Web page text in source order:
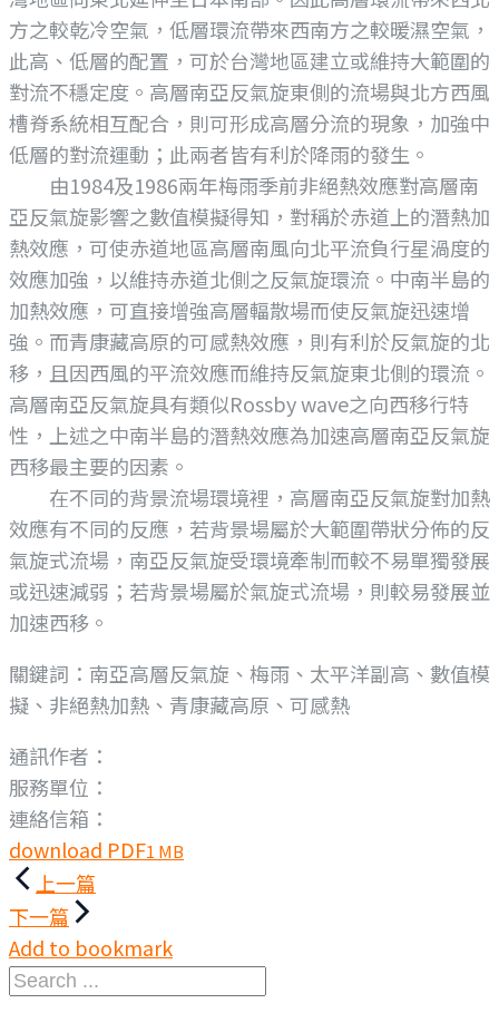
方之較乾冷空氣，低層環流帶來西南方之較暖濕空氣，
此高、低層的配置，可於台灣地區建立或維持大範圍的
對流不穩定度。高層南亞反氣旋東側的流場與北方西風
槽脊系統相互配合，則可形成高層分流的現象，加強中
低層的對流運動；此兩者皆有利於降雨的發生。
由1984及1986兩年梅雨季前非絕熱效應對高層南
亞反氣旋影響之數值模擬得知，對稱於赤道上的潛熱加
熱效應，可使赤道地區高層南風向北平流負行星渦度的
效應加強，以維持赤道北側之反氣旋環流。中南半島的
加熱效應，可直接增強高層輻散場而使反氣旋迅速增
強。而青康藏高原的可感熱效應，則有利於反氣旋的北
移，且因西風的平流效應而維持反氣旋東北側的環流。
高層南亞反氣旋具有類似Rossby wave之向西移行特
性，上述之中南半島的潛熱效應為加速高層南亞反氣旋
西移最主要的因素。
在不同的背景流場環境裡，高層南亞反氣旋對加熱
效應有不同的反應，若背景場屬於大範圍帶狀分佈的反
氣旋式流場，南亞反氣旋受環境牽制而較不易單獨發展
或迅速減弱；若背景場屬於氣旋式流場，則較易發展並
加速西移。
關鍵詞：南亞高層反氣旋、梅雨、太平洋副高、數值模
擬、非絕熱加熱、青康藏高原、可感熱
通訊作者：
服務單位：
連絡信箱：
download PDF1 MB
文
章
導
覽
上一篇
下一篇
Add to bookmark
Search